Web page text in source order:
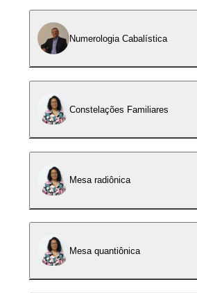
Numerologia Cabalística
Constelações Familiares
Mesa radiônica
Mesa quantiônica